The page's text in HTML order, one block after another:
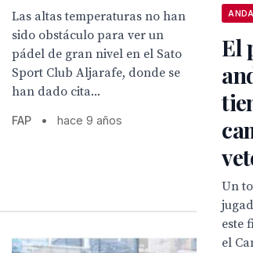
Las altas temperaturas no han
sido obstáculo para ver un
pádel de gran nivel en el Sato
Sport Club Aljarafe, donde se
han dado cita...
FAP • hace 9 años
El
Un
este
el